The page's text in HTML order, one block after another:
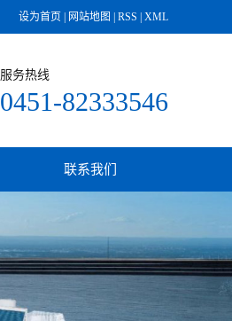
设为首页 网站地图 RSS XML
服务热线
0451-82333546
联系我们